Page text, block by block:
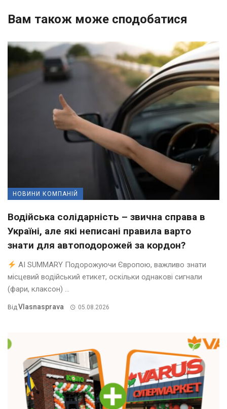
Вам також може сподобатися
НОВИНИ КОМПАНІЙ
Водійська солідарність – звична справа в
Україні, але які неписані правила варто
знати для автоподорожей за кордон?
AI SUMMARY Подорожуючи Європою, важливо знати
місцевий водійський етикет, оскільки однакові сигнали
(фари, клаксон) ...
ВідVlasnasprava 05.08.2026